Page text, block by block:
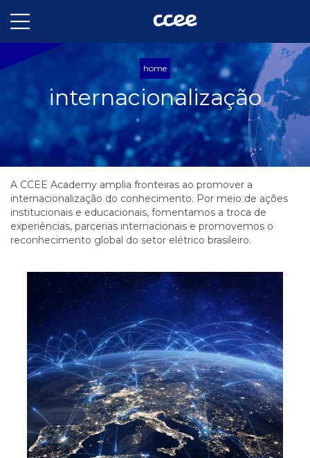
home
internacionalização
A CCEE Academy amplia fronteiras ao promover a
internacionalização do conhecimento. Por meio de ações
institucionais e educacionais, fomentamos a troca de
experiências, parcerias internacionais e promovemos o
reconhecimento global do setor elétrico brasileiro.